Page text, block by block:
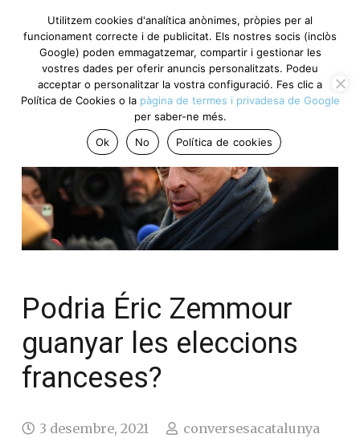
Podria Éric Zemmour
guanyar les eleccions
franceses?
3 desembre, 2021
conversesacatalunya
Utilitzem cookies d'analítica anònimes, pròpies per al
funcionament correcte i de publicitat. Els nostres socis (inclòs
Google) poden emmagatzemar, compartir i gestionar les
vostres dades per oferir anuncis personalitzats. Podeu
acceptar o personalitzar la vostra configuració. Fes clic a
Política de Cookies o la pàgina de termes i privadesa de Google
per saber-ne més.
Ok
No Política de cookies